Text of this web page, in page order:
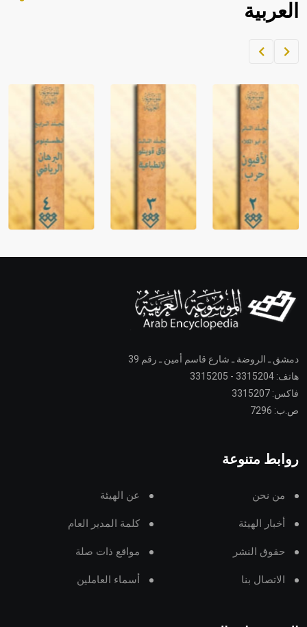
العربية
دمشق ـ الروضة ـ شارع قاسم أمين ـ رقم 39
هاتف: 3315204 - 3315205
فاكس: 3315207
ص.ب: 7296
روابط متنوعة
من نحن عن الهيئة
أخبار الهيئة كلمة المدير العام
حقوق النشر مواقع ذات صلة
الاتصال بنا أسماء العاملين